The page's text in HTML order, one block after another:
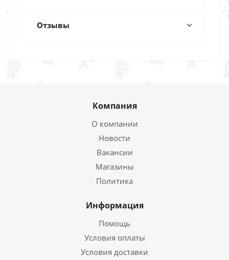
Отзывы
Компания
О компании
Новости
Вакансии
Магазины
Политика
Информация
Помощь
Условия оплаты
Условия доставки